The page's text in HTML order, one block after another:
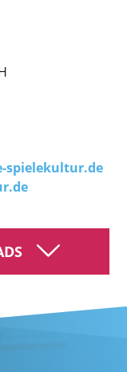
spielekultur.de